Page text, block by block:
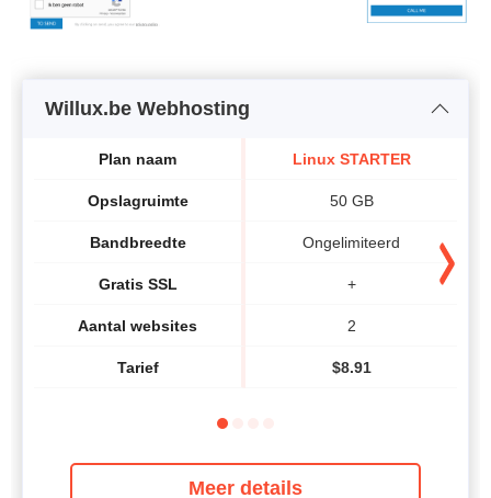
Willux.be Webhosting
Plan naam
Opslagruimte
Bandbreedte
Gratis SSL
Aantal websites
Tarief
Linux STARTER
50 GB
Ongelimiteerd
+
2
$8.91
Meer details